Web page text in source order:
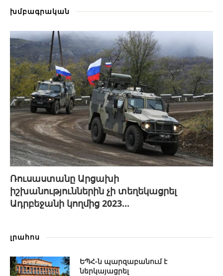
խմբագրական
Ռուսաստանը Արցախի
իշխանություններին չի տեղեկացրել
Ադրբեջանի կողմից 2023...
լրահոս
ԵՊՀ-ն պարզաբանում է
ներկայացրել